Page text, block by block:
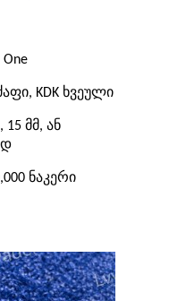
KDK ხვეული
მმ, ან
ნაკერი